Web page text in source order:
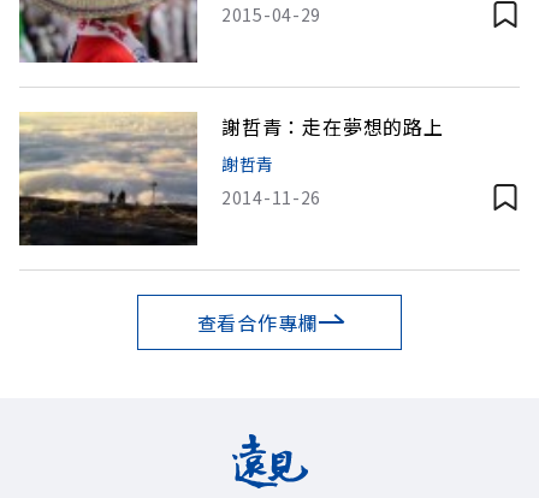
2015-04-29
謝哲青：走在夢想的路上
謝哲青
2014-11-26
查看合作專欄